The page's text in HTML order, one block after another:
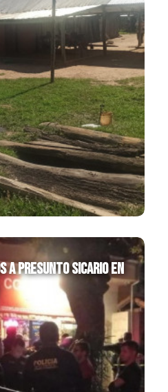
a presunto sicario en